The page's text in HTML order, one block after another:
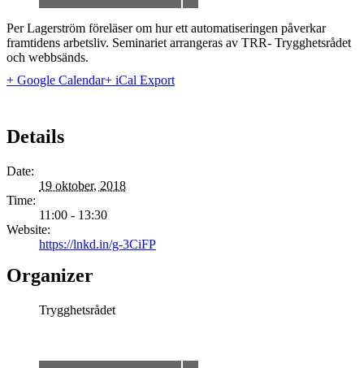
Per Lagerström föreläser om hur ett automatiseringen påverkar
framtidens arbetsliv. Seminariet arrangeras av TRR- Trygghetsrådet
och webbsänds.
+ Google Calendar+ iCal Export
Details
Date:
19 oktober, 2018
Time:
11:00 - 13:30
Website:
https://lnkd.in/g-3CiFP
Organizer
Trygghetsrådet